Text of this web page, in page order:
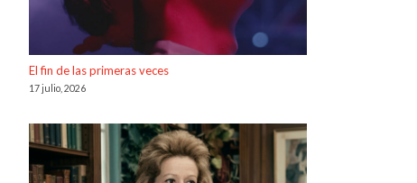
El fin de las primeras veces
17 julio, 2026